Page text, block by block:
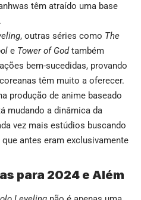
têm atraído uma base
, outras séries como The
e Tower of Godtambém
bem-sucedidas, provando
têm muito a oferecer.
produção de anime baseado
mudando a dinâmica da
vez mais estúdios buscando
antes eram exclusivamente
para 2024 e Além